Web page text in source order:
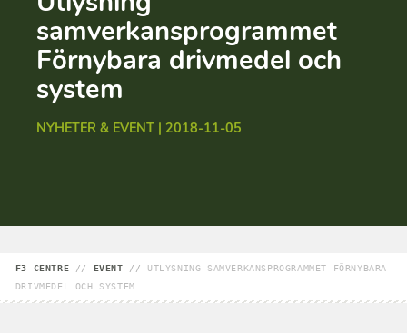
samverkansprogrammet
Förnybara drivmedel och
system
NYHETER & EVENT | 2018-11-05
F3 CENTRE // EVENT // UTLYSNING SAMVERKANSPROGRAMMET FÖRNYBARA
DRIVMEDEL OCH SYSTEM